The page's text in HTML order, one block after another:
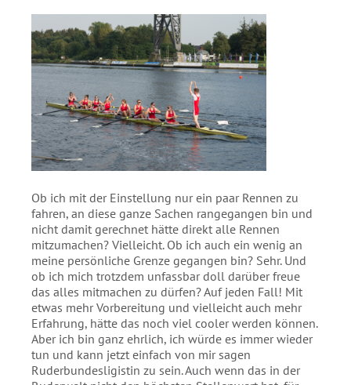
Ob ich mit der Einstellung nur ein paar Rennen zu
fahren, an diese ganze Sachen rangegangen bin und
nicht damit gerechnet hätte direkt alle Rennen
mitzumachen? Vielleicht. Ob ich auch ein wenig an
meine persönliche Grenze gegangen bin? Sehr. Und
ob ich mich trotzdem unfassbar doll darüber freue
das alles mitmachen zu dürfen? Auf jeden Fall! Mit
etwas mehr Vorbereitung und vielleicht auch mehr
Erfahrung, hätte das noch viel cooler werden können.
Aber ich bin ganz ehrlich, ich würde es immer wieder
tun und kann jetzt einfach von mir sagen
Ruderbundesligistin zu sein. Auch wenn das in der